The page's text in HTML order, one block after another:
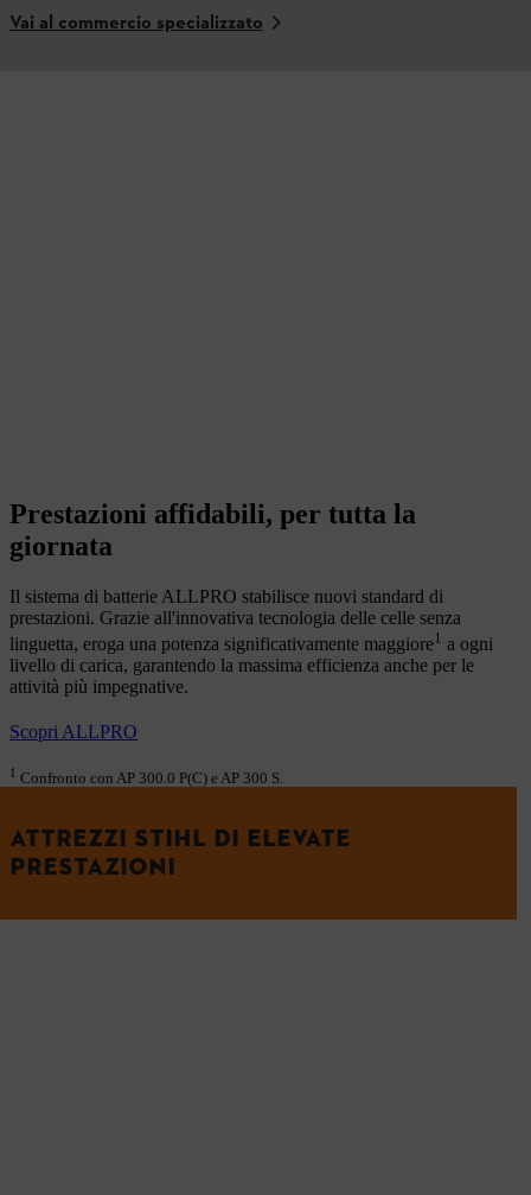
Vai al commercio specializzato
Prestazioni affidabili, per tutta la
giornata​
Il sistema di batterie ALLPRO stabilisce nuovi standard di
prestazioni. Grazie all'innovativa tecnologia delle celle senza
linguetta, eroga una potenza significativamente maggiore1 a ogni
livello di carica, garantendo la massima efficienza anche per le
attività più impegnative.​
Scopri ALLPRO
1 Confronto con AP 300.0 P(C) e AP 300 S.
ATTREZZI STIHL DI ELEVATE
PRESTAZIONI